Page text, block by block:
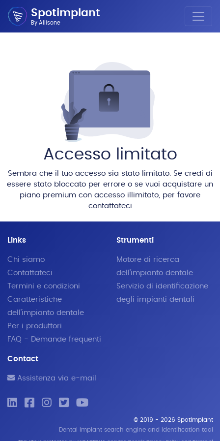
Spotimplant
By Allisone
Accesso limitato
Sembra che il tuo accesso sia stato limitato. Se credi di
essere stato bloccato per errore o se vuoi acquistare un
piano premium con accesso illimitato, per favore
contattateci
Links
Chi siamo
Contattateci
Termini e condizioni
Caratteristiche
dell'impianto dentale
Per i produttori
FAQ - Demande frequenti
Strumenti
Motore di ricerca
dell'impianto dentale
Servizio di identificazione
degli impianti dentali
Contact
Assistenza via e-mail
© 2019 - 2026 SpotImplant
Dental implant search engine and identification tool